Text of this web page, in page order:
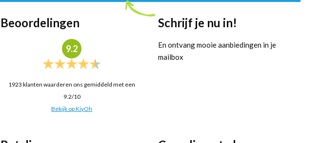
Beoordelingen
9.2
1923 klanten waarderen ons gemiddeld met een
9.2/10
Bekijk op KiyOh
Schrijf je nu in!
En ontvang mooie aanbiedingen in je
mailbox